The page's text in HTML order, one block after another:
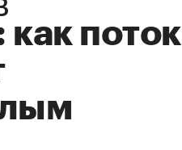
поток